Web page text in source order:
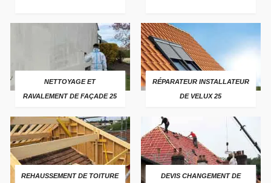
NETTOYAGE ET
RAVALEMENT DE FAÇADE 25
RÉPARATEUR INSTALLATEUR
DE VELUX 25
REHAUSSEMENT DE TOITURE
DEVIS CHANGEMENT DE